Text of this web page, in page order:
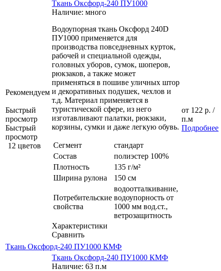
Рекомендуем
Быстрый
просмотр
Быстрый
просмотр
12 цветов
Ткань Оксфорд-240 ПУ1000
Наличие: много
Водоупорная ткань Оксфорд 240D
ПУ1000 применяется для
производства повседневных курток,
рабочей и специальной одежды,
головных уборов, сумок, шоперов,
рюкзаков, а также может
применяться в пошиве уличных штор
и декоративных подушек, чехлов и
т.д. Материал применяется в
туристической сфере, из него
изготавливают палатки, рюкзаки,
корзины, сумки и даже легкую обувь.
Сегмент
стандарт
Состав
полиэстер 100%
Плотность
135 г/м²
Ширина рулона
150 см
Потребительские
свойства
водоотталкивание,
водоупорность от
1000 мм вод.ст.,
ветрозащитность
Характеристики
Сравнить
от 122 р. /
п.м
Подробнее
Ткань Оксфорд-240 ПУ1000 КМФ
Ткань Оксфорд-240 ПУ1000 КМФ
Наличие: 63 п.м